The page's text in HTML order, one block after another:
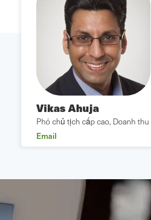
Vikas Ahuja
Phó chủ tịch cấp cao, Doanh thu
Email